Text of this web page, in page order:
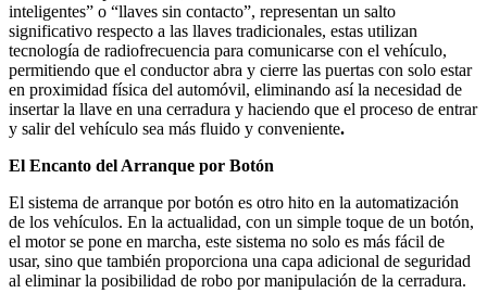
inteligentes” o “llaves sin contacto”, representan un salto
significativo respecto a las llaves tradicionales, estas utilizan
tecnología de radiofrecuencia para comunicarse con el vehículo,
permitiendo que el conductor abra y cierre las puertas con solo estar
en proximidad física del automóvil, eliminando así la necesidad de
insertar la llave en una cerradura y haciendo que el proceso de entrar
y salir del vehículo sea más fluido y conveniente.
El Encanto del Arranque por Botón
El sistema de arranque por botón es otro hito en la automatización
de los vehículos. En la actualidad, con un simple toque de un botón,
el motor se pone en marcha, este sistema no solo es más fácil de
usar, sino que también proporciona una capa adicional de seguridad
al eliminar la posibilidad de robo por manipulación de la cerradura.